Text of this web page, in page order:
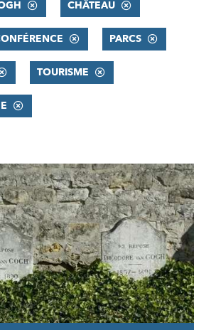
CHÂTEAU
PARCS
TOURISME